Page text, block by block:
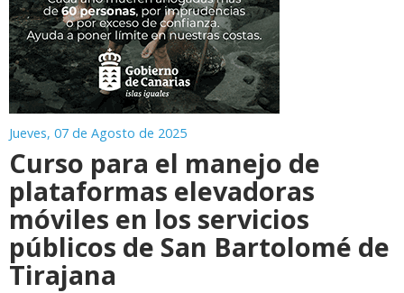
Jueves, 07 de Agosto de 2025
Curso para el manejo de
plataformas elevadoras
móviles en los servicios
públicos de San Bartolomé de
Tirajana